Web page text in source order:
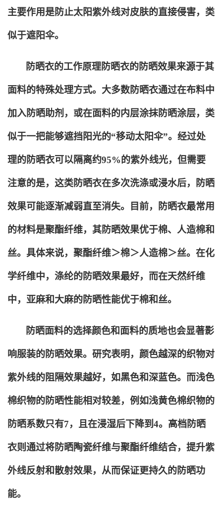
主要作用是防止太阳紫外线对皮肤的直接侵害，类
似于遮阳伞。
防晒衣的工作原理防晒衣的防晒效果来源于其
面料的特殊处理方式。大多数防晒衣通过在布料中
加入防晒助剂，或在面料的内层涂抹防晒涂层，类
似于一把能够遮挡阳光的“移动太阳伞”。经过处
理的防晒衣可以隔离约95%的紫外线光，但需要
注意的是，这类防晒衣在多次洗涤或浸水后，防晒
效果可能逐渐减弱直至消失。目前，防晒衣最常用
的材料是聚酯纤维，其防晒效果优于棉、人造棉和
丝。具体来说，聚酯纤维＞棉＞人造棉＞丝。在化
学纤维中，涤纶的防晒效果最好，而在天然纤维
中，亚麻和大麻的防晒性能优于棉和丝。
防晒面料的选择颜色和面料的质地也会显著影
响服装的防晒效果。研究表明，颜色越深的织物对
紫外线的阻隔效果越好，如黑色和深蓝色。而浅色
棉织物的防晒性能相对较差，例如浅黄色棉织物的
防晒系数只有7，且在浸湿后下降到4。高档防晒
衣则通过将防晒陶瓷纤维与聚酯纤维结合，提升紫
外线反射和散射效果，从而保证更持久的防晒功
能。